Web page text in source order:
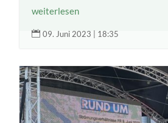
weiterlesen
 09. Juni 2023 | 18:35